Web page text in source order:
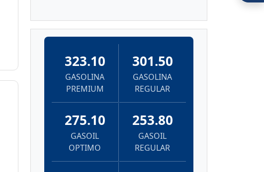
323.10
GASOLINA
PREMIUM
301.50
GASOLINA
REGULAR
275.10
GASOIL
OPTIMO
253.80
GASOIL
REGULAR